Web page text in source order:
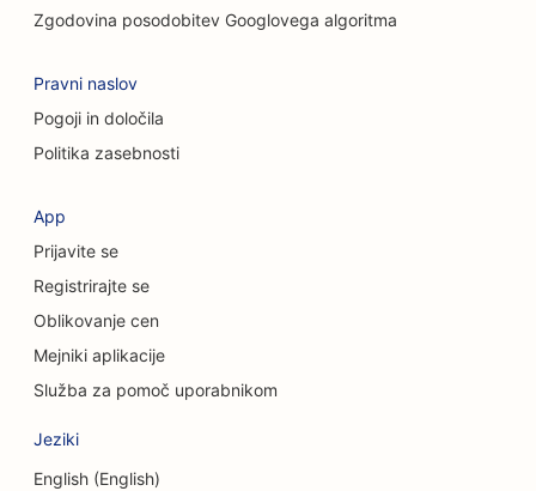
SEO za kozmetične kirurge
SEO za kraniofacialne kirurge
SEO za svetovalna podjetja
SEO za trgovine z oblačili
SEO za trgovine s torticami
SEO za storitve menjave valut
SEO za vrtce
Zgodovina posodobitev Googlovega algoritma
Pravni naslov
Pogoji in določila
Politika zasebnosti
App
Prijavite se
Registrirajte se
Oblikovanje cen
Mejniki aplikacije
Služba za pomoč uporabnikom
Jeziki
English (English)